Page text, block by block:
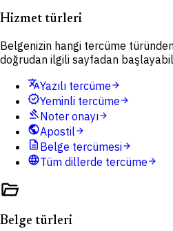
Hizmet türleri
Belgenizin hangi tercüme
doğrudan ilgili sayfadan
translateYazılı tercümearrow_forward
verifiedYeminli tercümearrow_forward
gavelNoter onayıarrow_forward
publicApostilarrow_forward
description Belge tercümesiarrow_forward
languageTüm dillerde tercümearrow_forward
folder_open
Belge türleri